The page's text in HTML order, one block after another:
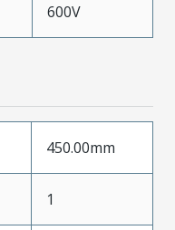
600V
450.00mm
1